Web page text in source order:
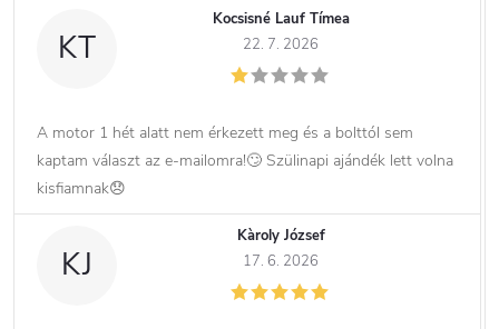
KT
Kocsisné Lauf Tímea
22. 7. 2026
A motor 1 hét alatt nem érkezett meg és a bolttól sem
kaptam választ az e-mailomra!🙄 Szülinapi ajándék lett volna
kisfiamnak😞
KJ
Kàroly József
17. 6. 2026